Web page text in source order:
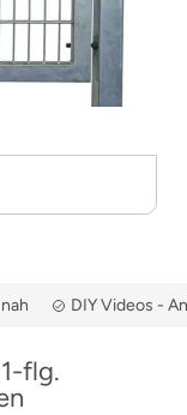
DIY Videos -
flg.